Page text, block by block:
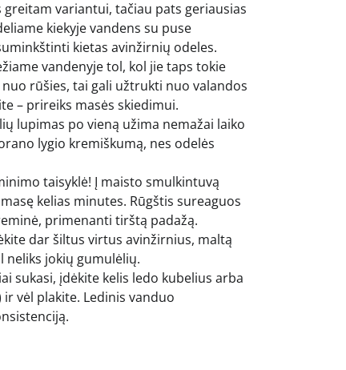
variantui, tačiau pats geriausias
kiekyje vandens su puse
kietas avinžirnių odeles.
vandenyje tol, kol jie taps tokie
rūšies, tai gali užtrukti nuo valandos
– prireiks masės skiedimui.
lupimas po vieną užima nemažai laiko
lygio kremiškumą, nes odelės
taisyklė! Į maisto smulkintuvą
kelias minutes. Rūgštis sureaguos
primenanti tirštą padažą.
dar šiltus virtus avinžirnius, maltą
neliks jokių gumulėlių.
sukasi, įdėkite kelis ledo kubelius arba
vėl plakite. Ledinis vanduo